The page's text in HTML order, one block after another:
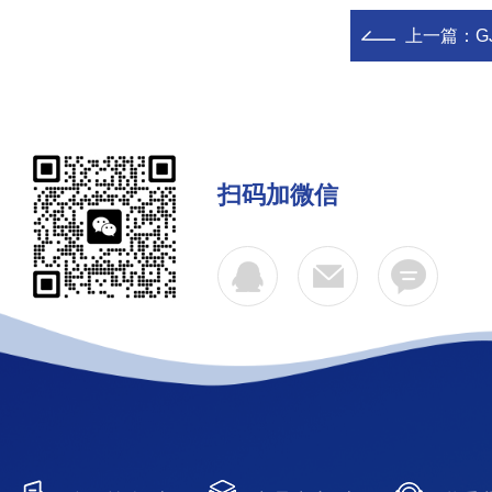
上一篇：
扫码加微信